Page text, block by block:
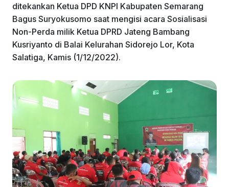
ditekankan Ketua DPD KNPI Kabupaten Semarang
Bagus Suryokusomo saat mengisi acara Sosialisasi
Non-Perda milik Ketua DPRD Jateng Bambang
Kusriyanto di Balai Kelurahan Sidorejo Lor, Kota
Salatiga, Kamis (1/12/2022).